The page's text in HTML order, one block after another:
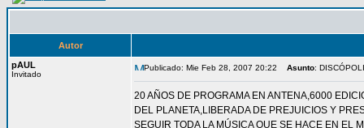
Autor
pAUL
Invitado
Publicado: Mie Feb 28, 2007 20:22 Asunto:
20 AÑOS DE PROGRAMA EN ANTENA,6000
DEL PLANETA,LIBERADA DE PREJUICIOS Y
SEGUIR TODA LA MÚSICA QUE SE HACE EN EL